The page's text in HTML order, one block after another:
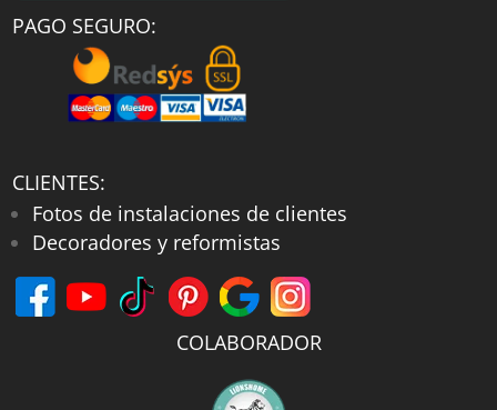
PAGO SEGURO:
CLIENTES:
Fotos de instalaciones de clientes
Decoradores y reformistas
COLABORADOR